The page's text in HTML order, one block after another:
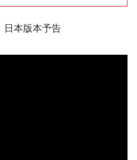
日本版本予告